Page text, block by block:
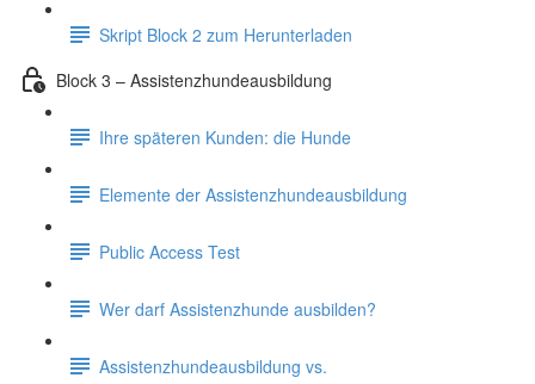
Skript Block 2 zum Herunterladen
Block 3 – Assistenzhundeausbildung
Ihre späteren Kunden: die Hunde
Elemente der Assistenzhundeausbildung
Public Access Test
Wer darf Assistenzhunde ausbilden?
Assistenzhundeausbildung vs.